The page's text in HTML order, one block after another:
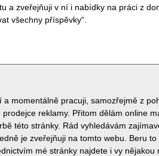
a zveřejňuji v ní i nabídky na práci z
všechny příspěvky“.
a momentálně pracuji, samozřejmě z
reklamy. Přitom dělám online
této stránky. Rád vyhledávám
je zveřejňuji na tomto webu. Beru to
mé stránky najdete i vy nějakou